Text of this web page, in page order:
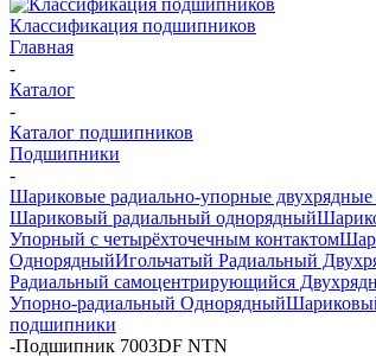
Классификация подшипников
Главная
-
Каталог
-
Каталог подшипников
Подшипники
-
Шариковые радиально-упорные
Шариковый радиальный однорядный
Упорный с четырёхточечным контактом
ОднорядныйИгольчатый Радиальный
Радиальный самоцентрирующийся
Упорно-радиальный Однорядный
подшипники
-Подшипник 7003DF NTN